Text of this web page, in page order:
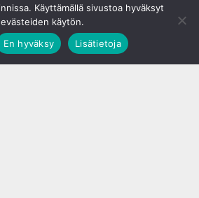
Käyttämällä sivustoa hyväksyt
evästeiden käytön.
En hyväksy Lisätietoja